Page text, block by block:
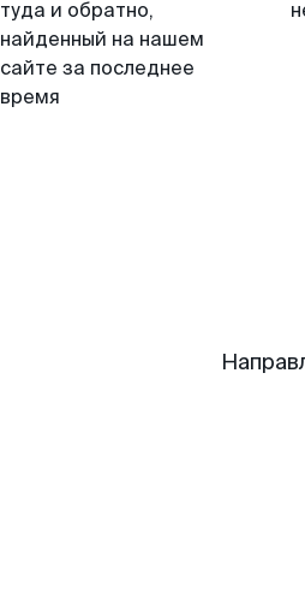
туда и обратно,
найденный на нашем
сайте за последнее
время